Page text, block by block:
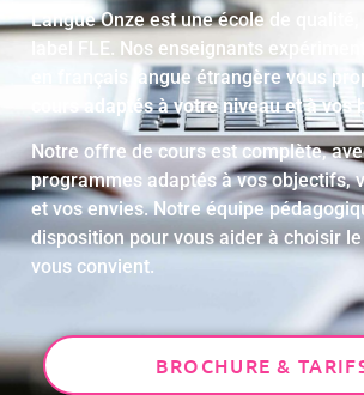
Langue Onze est une école de
label FLE. Nos enseignants
en français langue étrangère vous
cours adaptés à votre niveau et à vos
Notre offre de cours est complète,
programmes adaptés à vos objectifs,
et vos envies. Notre équipe
disposition pour vous aider à choisir le
vous convient.
BROCHURE &